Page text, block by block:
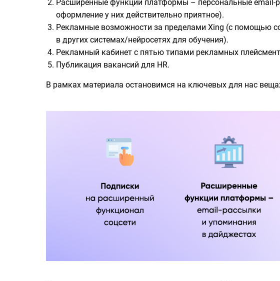
Расширенные функции платформы – персональные email-
оформление у них действительно приятное).
Рекламные возможности за пределами Xing (с помощью
в других системах/нейросетях для обучения).
Рекламный кабинет с пятью типами рекламных
Публикация вакансий для HR.
В рамках материала остановимся на ключевых для нас